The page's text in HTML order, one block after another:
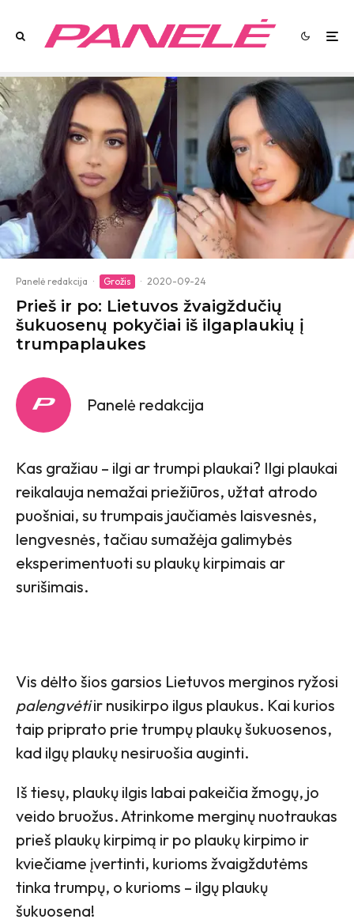
Panelė redakcija · Grožis · 2020-09-24
Prieš ir po: Lietuvos žvaigždučių
šukuosenų pokyčiai iš ilgaplaukių į
trumpaplaukes
Panelė redakcija
Kas gražiau – ilgi ar trumpi plaukai? Ilgi plaukai
reikalauja nemažai priežiūros, užtat atrodo
puošniai, su trumpais jaučiamės laisvesnės,
lengvesnės, tačiau sumažėja galimybės
eksperimentuoti su plaukų kirpimais ar
surišimais.
Vis dėlto šios garsios Lietuvos merginos ryžosi
palengvėtiir nusikirpo ilgus plaukus. Kai kurios
taip priprato prie trumpų plaukų šukuosenos,
kad ilgų plaukų nesiruošia auginti.
Iš tiesų, plaukų ilgis labai pakeičia žmogų, jo
veido bruožus. Atrinkome merginų nuotraukas
prieš plaukų kirpimą ir po plaukų kirpimo ir
kviečiame įvertinti, kurioms žvaigždutėms
tinka trumpų, o kurioms – ilgų plaukų
šukuosena!